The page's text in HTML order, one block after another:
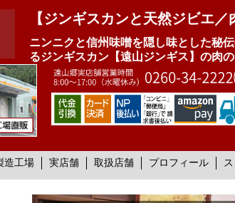
【ジンギスカンと天然ジビエ／
ニンニクと信州味噌を隠し味とした秘
るジンギスカン【遠山ジンギス】の肉
造工場 実店舗 取扱店舗 プロフィール